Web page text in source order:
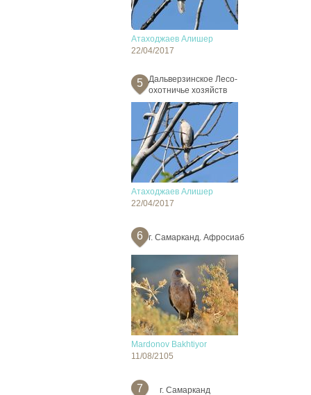
Атаходжаев Алишер
22/04/2017
5
Дальверзинское Лесо-
охотничье хозяйств
Атаходжаев Алишер
22/04/2017
6 г. Самарканд. Афросиаб
Mardonov Bakhtiyor
11/08/2105
7 г. Самарканд